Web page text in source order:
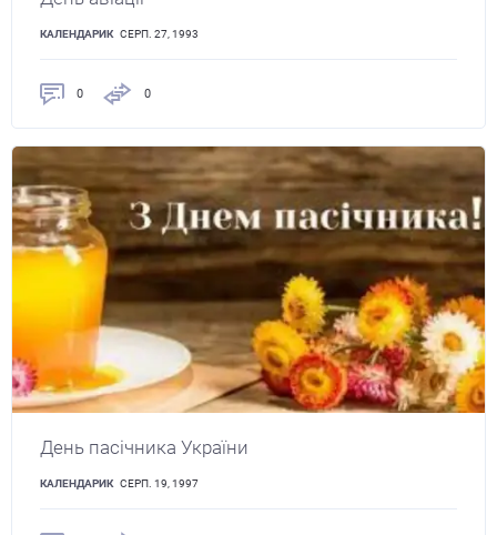
КАЛЕНДАРИК СЕРП. 27, 1993
0 0
День пасічника України
КАЛЕНДАРИК СЕРП. 19, 1997